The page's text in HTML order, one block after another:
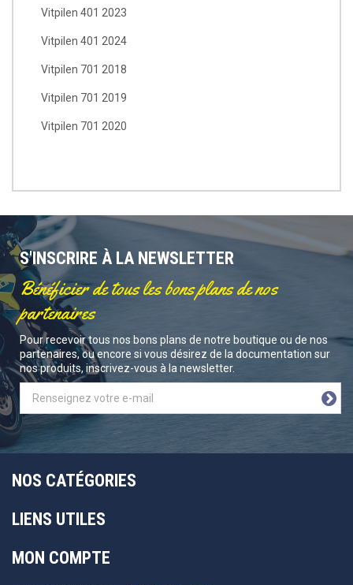
Vitpilen 401 2023
Vitpilen 401 2024
Vitpilen 701 2018
Vitpilen 701 2019
Vitpilen 701 2020
S'INSCRIRE À LA NEWSLETTER
Bénéficier de tous les bons plans de nos
partenaires
Pour recevoir tous nos bons plans de notre boutique ou de nos
partenaires, ou encore si vous désirez de la documentation sur
nos produits, inscrivez-vous à la newsletter.
NOS CATÉGORIES
LIENS UTILES
MON COMPTE